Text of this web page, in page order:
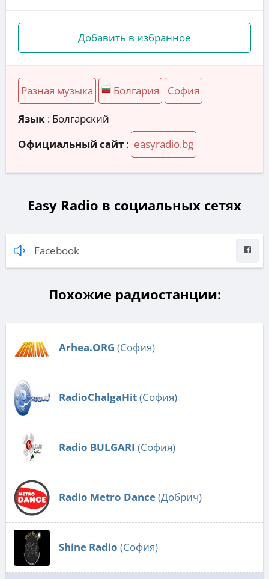
Добавить в избранное
Разная музыка Болгария София
Язык : Болгарский
Официальный сайт : easyradio.bg
Easy Radio в социальных сетях
Facebook
Похожие радиостанции:
Arhea.ORG (София)
RadioChalgaHit(София)
Radio BULGARI (София)
Radio Metro Dance(Добрич)
Shine Radio (София)